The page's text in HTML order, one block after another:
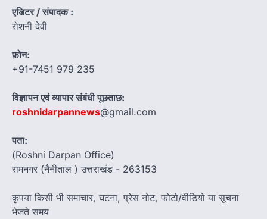
एडिटर / संपादक :
रोशनी देवी
फ़ोन:
+91-7451 979 235
विज्ञापन एवं व्यापार संबंधी पूछताछ:
roshnidarpannews@gmail.com
पता:
(Roshni Darpan Office)
रामनगर (नैनीताल ) उत्तराखंड - 263153
कृपया किसी भी समाचार, घटना, प्रेस नोट, फोटो/वीडियो या सूचना
भेजते समय